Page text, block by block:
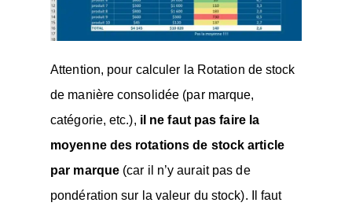
Attention, pour calculer la Rotation de stock
de manière consolidée (par marque,
catégorie, etc.), il ne faut pas faire la
moyenne des rotations de stock article
par marque (car il n’y aurait pas de
pondération sur la valeur du stock). Il faut